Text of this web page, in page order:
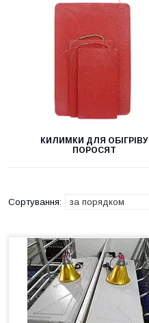
КИЛИМКИ ДЛЯ ОБІГРІВУ
ПОРОСЯТ